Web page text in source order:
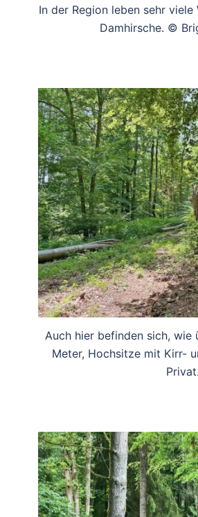
In der Region leben sehr
Damhirsche. ©
Auch hier befinden sich, wie
Meter, Hochsitze mit Kirr-
Privat.